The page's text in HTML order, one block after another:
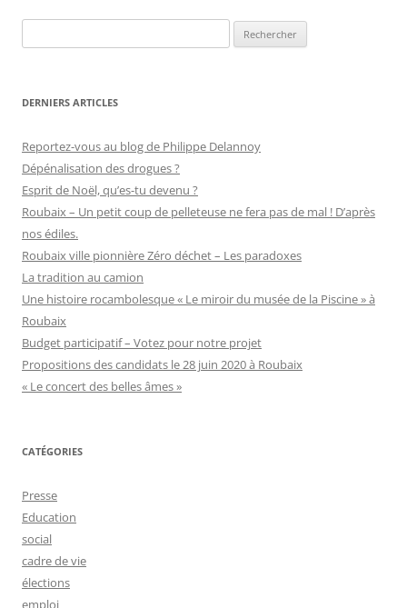
DERNIERS ARTICLES
Reportez-vous au blog de Philippe Delannoy
Dépénalisation des drogues ?
Esprit de Noël, qu’es-tu devenu ?
Roubaix – Un petit coup de pelleteuse ne fera pas de mal ! D’après
nos édiles.
Roubaix ville pionnière Zéro déchet – Les paradoxes
La tradition au camion
Une histoire rocambolesque « Le miroir du musée de la Piscine » à
Roubaix
Budget participatif – Votez pour notre projet
Propositions des candidats le 28 juin 2020 à Roubaix
« Le concert des belles âmes »
CATÉGORIES
Presse
Education
social
cadre de vie
élections
emploi